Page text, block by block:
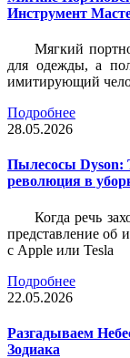
Инструмент
Мягкий
для одежды, а
имитирующий
Подробнее
28.05.2026
Пылесосы Dyson:
революция в
Когда речь
представление об
с Apple или Tesla
Подробнее
22.05.2026
Разгадываем
Зодиака